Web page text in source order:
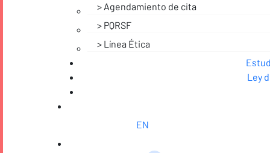
Agendamiento de cita
PQRSF
Línea Ética
Ley
EN